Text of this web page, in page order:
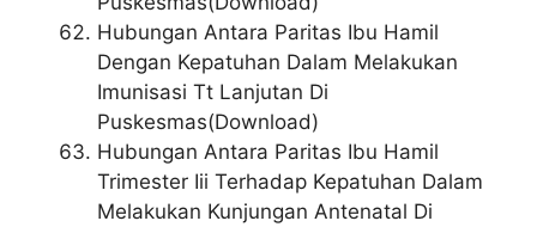
Hubungan Antara Paritas Ibu Hamil
Dengan Kepatuhan Dalam Melakukan
Imunisasi Tt Lanjutan Di
Puskesmas(Download)
Hubungan Antara Paritas Ibu Hamil
Trimester Iii Terhadap Kepatuhan Dalam
Melakukan Kunjungan Antenatal Di